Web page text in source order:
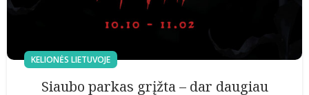
KELIONĖS LIETUVOJE
Siaubo parkas grįžta – dar daugiau